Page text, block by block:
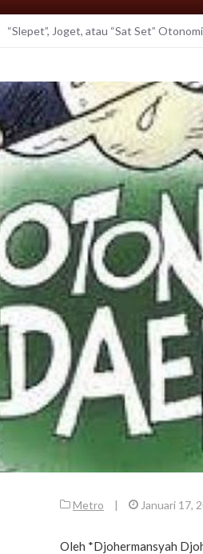
“Slepet”, Joget, atau “Sat Set”
Metro | Januari 17,
Oleh *Djohermansyah